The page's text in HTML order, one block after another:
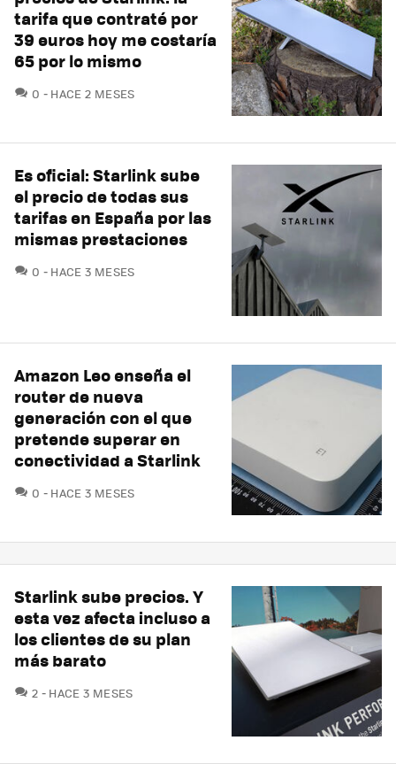
tarifa que contraté por
39 euros hoy me costaría
65 por lo mismo
0 COMENTARIOS
HACE 2 MESES
Es oficial: Starlink sube
el precio de todas sus
tarifas en España por las
mismas prestaciones
0 COMENTARIOS
HACE 3 MESES
Amazon Leo enseña el
router de nueva
generación con el que
pretende superar en
conectividad a Starlink
0 COMENTARIOS
HACE 3 MESES
Starlink sube precios. Y
esta vez afecta incluso a
los clientes de su plan
más barato
2 COMENTARIOS
HACE 3 MESES